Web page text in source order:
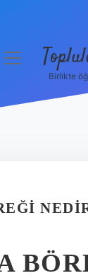
menüyü
Birlikte